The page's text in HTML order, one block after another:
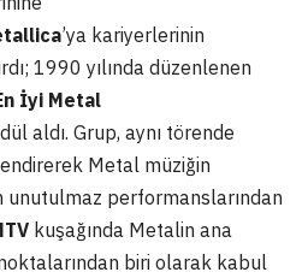
’ya kariyerlerinin
1990 yılında düzenlenen
İyi Metal
aldı. Grup, aynı törende
Metal müziğin
unutulmaz performanslarından
kuşağında Metalin ana
noktalarından biri olarak kabul